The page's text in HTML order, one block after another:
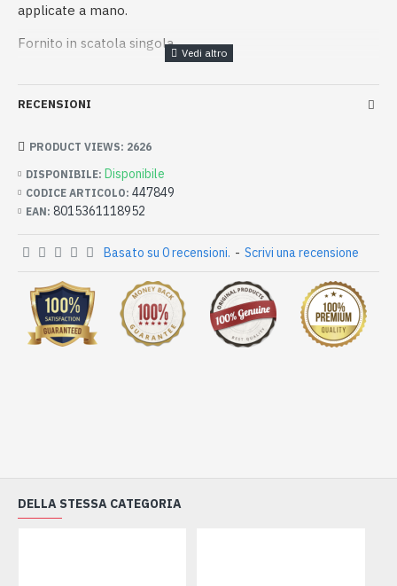
applicate a mano.
Fornito in scatola singola
RECENSIONI
DISPONIBILE: Disponibile
CODICE ARTICOLO: 447849
EAN: 8015361118952
PRODUCT VIEWS: 2626
Basato su 0 recensioni. - Scrivi una recensione
DELLA STESSA CATEGORIA